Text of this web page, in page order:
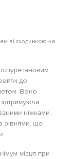
зі сходинкою на
до
Воно
ніжками.
рівнями, що
місця при